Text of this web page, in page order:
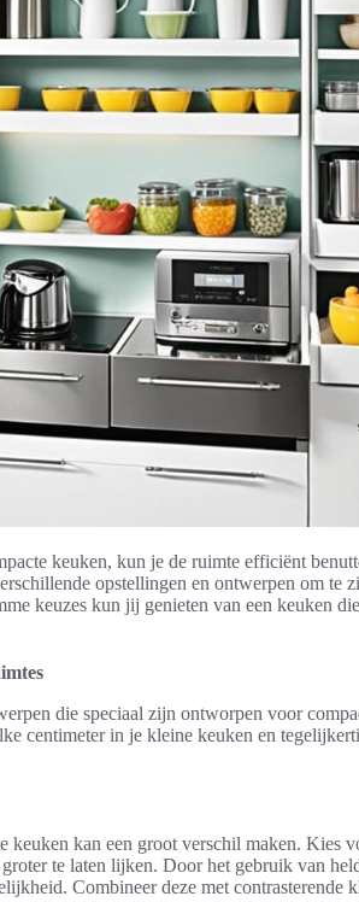
keuken, kun je de ruimte efficiënt
opstellingen en ontwerpen om te
keuzes kun jij genieten van een keuken
die speciaal zijn ontworpen voor
centimeter in je kleine keuken en
keuken kan een groot verschil maken. Kies
te laten lijken. Door het gebruik van
Combineer deze met contrasterende